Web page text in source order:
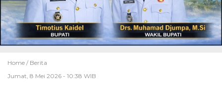
Home / Berita
Jumat, 8 Mei 2026 - 10:38 WIB